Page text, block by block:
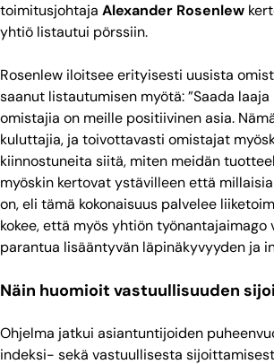
toimitusjohtaja Alexander Rosenlew
yhtiö listautui pörssiin.
Rosenlew iloitsee erityisesti uusista
saanut listautumisen myötä: ”Saada laaja
omistajia on meille positiivinen asia.
kuluttajia, ja toivottavasti omistajat
kiinnostuneita siitä, miten meidän
myöskin kertovat ystävilleen että
on, eli tämä kokonaisuus palvelee
kokee, että myös yhtiön
parantua lisääntyvän läpinäkyvyyden ja
Näin huomioit vastuullisuuden
Ohjelma jatkui asiantuntijoiden
indeksi- sekä vastuullisesta